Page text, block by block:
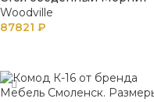
Woodville
87821 ₽